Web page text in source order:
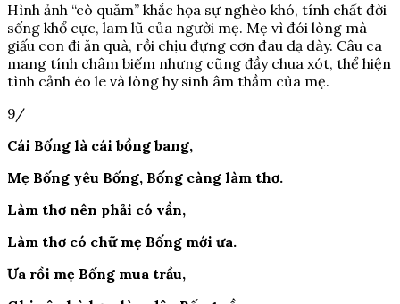
Hình ảnh “cò quăm” khắc họa sự nghèo khó, tính chất đời
sống khổ cực, lam lũ của người mẹ. Mẹ vì đói lòng mà
giấu con đi ăn quà, rồi chịu đựng cơn đau dạ dày. Câu ca
mang tính châm biếm nhưng cũng đầy chua xót, thể hiện
tình cảnh éo le và lòng hy sinh âm thầm của mẹ.
9/
Cái Bống là cái bồng bang,
Mẹ Bống yêu Bống, Bống càng làm thơ.
Làm thơ nên phải có vần,
Làm thơ có chữ mẹ Bống mới ưa.
Ưa rồi mẹ Bống mua trầu,